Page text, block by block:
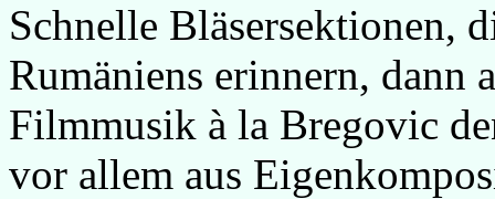
Schnelle Bläsersektionen,
Rumäniens erinnern, dann
Filmmusik à la Bregovic
vor allem aus